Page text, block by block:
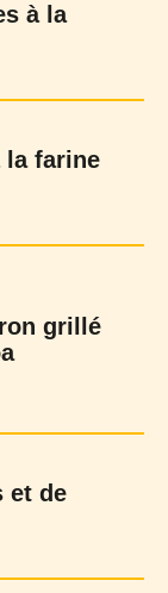
à la
la farine
grillé
et de